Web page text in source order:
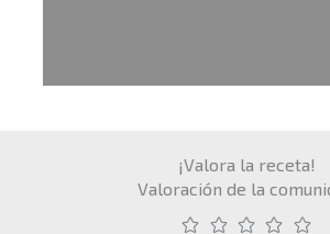
¡Valora la receta!
Valoración de la